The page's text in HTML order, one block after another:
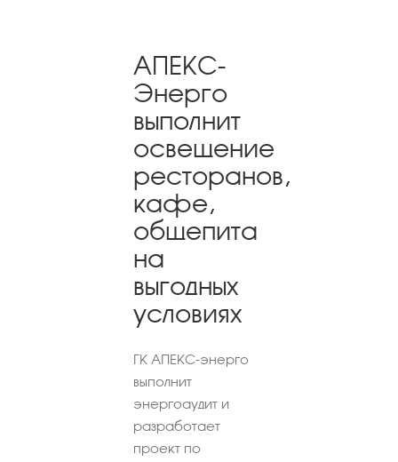
АПЕКС-
Энерго
выполнит
освещение
ресторанов,
кафе,
общепита
на
выгодных
условиях
ГК АПЕКС-энерго
выполнит
энергоаудит и
разработает
проект по